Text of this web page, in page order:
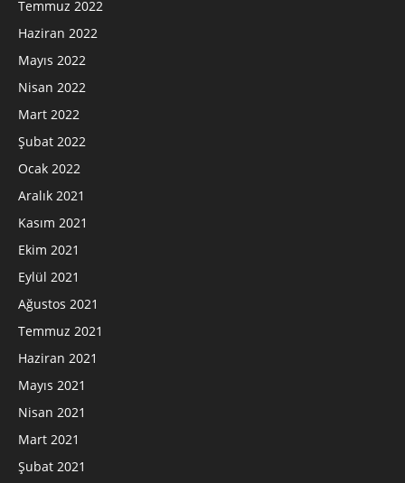
Temmuz 2022
Haziran 2022
Mayıs 2022
Nisan 2022
Mart 2022
Şubat 2022
Ocak 2022
Aralık 2021
Kasım 2021
Ekim 2021
Eylül 2021
Ağustos 2021
Temmuz 2021
Haziran 2021
Mayıs 2021
Nisan 2021
Mart 2021
Şubat 2021